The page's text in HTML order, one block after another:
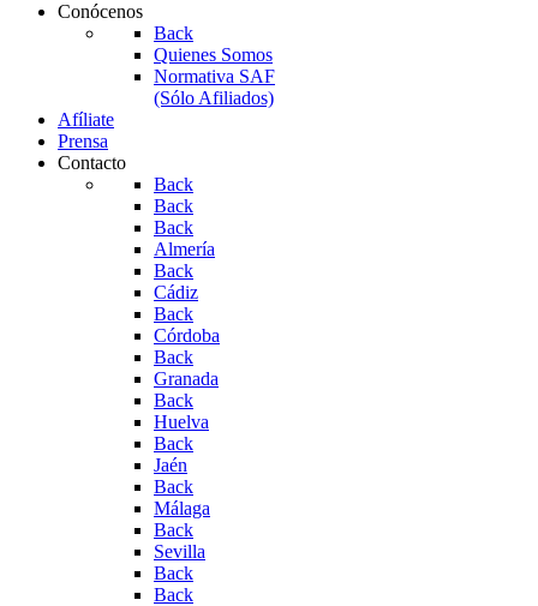
Conócenos
Back
Quienes Somos
Normativa SAF
(Sólo Afiliados)
Afíliate
Prensa
Contacto
Back
Back
Back
Almería
Back
Cádiz
Back
Córdoba
Back
Granada
Back
Huelva
Back
Jaén
Back
Málaga
Back
Sevilla
Back
Back